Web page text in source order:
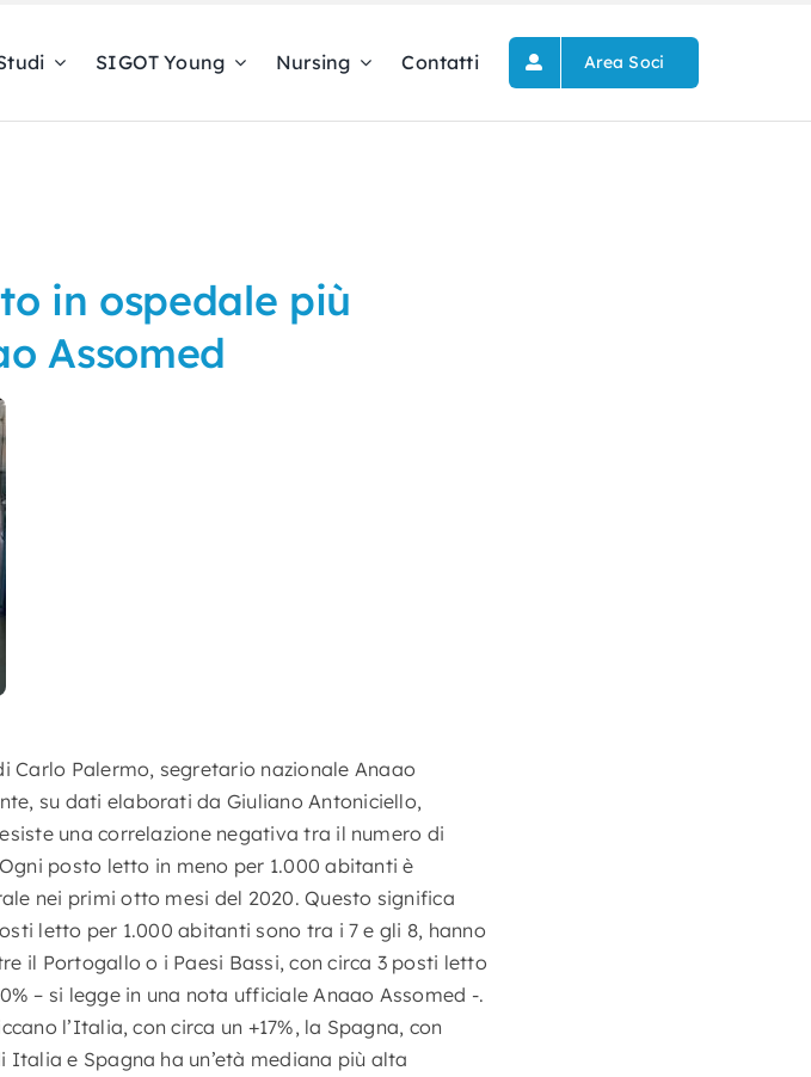
SIGOT Young Nursing Contatti Area Soci
in ospedale più
Assomed
Carlo Palermo, segretario nazionale Anaao
su dati elaborati da Giuliano Antoniciello,
una correlazione negativa tra il numero di
posto letto in meno per 1.000 abitanti è
nei primi otto mesi del 2020. Questo significa
letto per 1.000 abitanti sono tra i 7 e gli 8, hanno
il Portogallo o i Paesi Bassi, con circa 3 posti letto
– si legge in una nota ufficiale Anaao Assomed -.
l’Italia, con circa un +17%, la Spagna, con
Italia e Spagna ha un’età mediana più alta